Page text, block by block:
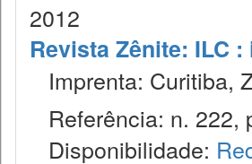
2012
Revista Zênite: ILC
Imprenta: Curitiba,
Referência: n. 222,
Disponibilidade: